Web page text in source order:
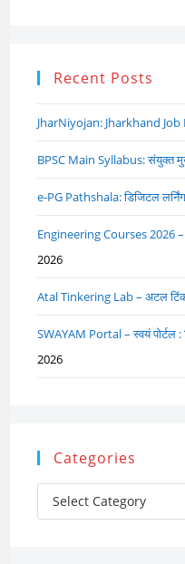
Recent Posts
JharNiyojan: Jharkhand
BPSC Main Syllabus: संयुक्त
e-PG Pathshala: डिजिटल लर्निंग
Engineering Courses 2026 –
2026
Atal Tinkering Lab – अटल
SWAYAM Portal – स्वयं पोर्टल :
2026
Categories
Categories